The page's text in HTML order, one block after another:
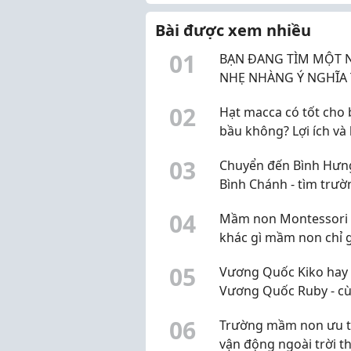
dịp con có thể học bổ
thêm kiến thức môn học
lớp tiếp theo, phát tr...
Bài được xem nhiều
01
BẠN ĐANG TÌM MỘT
NHẸ NHÀNG Ý NGHĨA THU
02
Hạt macca có tốt cho
bầu không? Lợi ích và
03
Chuyển đến Bình
Bình Chánh - tìm
04
Mầm non Montessori
khác gì mầm non chỉ
05
Vương Quốc Kiko hay
Vương Quốc Ruby -
06
Trường mầm non ưu
vận động ngoài trời